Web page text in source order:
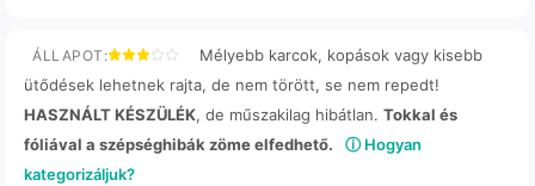
ÁLLAPOT:
Mélyebb karcok, kopások vagy kisebb
ütődések lehetnek rajta, de nem törött, se nem repedt!
HASZNÁLT KÉSZÜLÉK, de műszakilag hibátlan. Tokkal és
fóliával a szépséghibák zöme elfedhető.
ⓘ Hogyan
kategorizáljuk?